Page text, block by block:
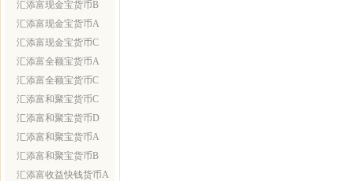
汇添富现金宝货币B
汇添富现金宝货币A
汇添富现金宝货币C
汇添富全额宝货币A
汇添富全额宝货币C
汇添富和聚宝货币C
汇添富和聚宝货币D
汇添富和聚宝货币A
汇添富和聚宝货币B
汇添富收益快钱货币A